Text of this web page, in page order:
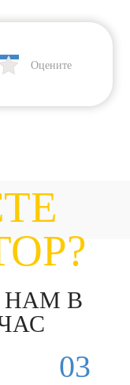
Оцените
НАМ В
03